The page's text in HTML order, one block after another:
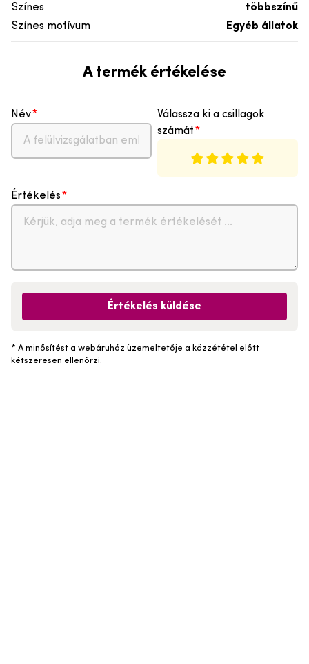
Színes
többszínű
Színes motívum
Egyéb állatok
A termék értékelése
Név
Válassza ki a csillagok
számát
Értékelés
Értékelés küldése
* A minősítést a webáruház üzemeltetője a közzététel előtt
kétszeresen ellenőrzi.